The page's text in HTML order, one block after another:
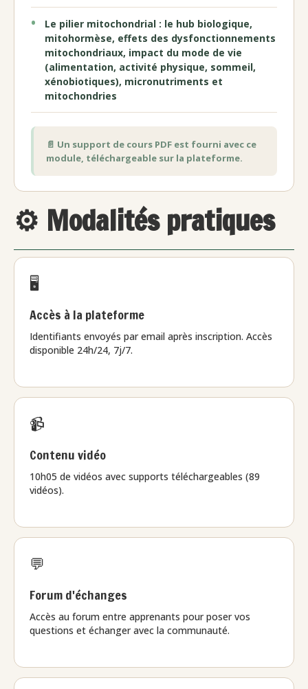
Le pilier mitochondrial : le hub biologique,
mitohormèse, effets des dysfonctionnements
mitochondriaux, impact du mode de vie
(alimentation, activité physique, sommeil,
xénobiotiques), micronutriments et
mitochondries
📄 Un support de cours PDF est fourni avec ce
module, téléchargeable sur la plateforme.
⚙️ Modalités pratiques
🖥️
Accès à la plateforme
Identifiants envoyés par email après inscription. Accès
disponible 24h/24, 7j/7.
📹
Contenu vidéo
10h05 de vidéos avec supports téléchargeables (89
vidéos).
💬
Forum d'échanges
Accès au forum entre apprenants pour poser vos
questions et échanger avec la communauté.